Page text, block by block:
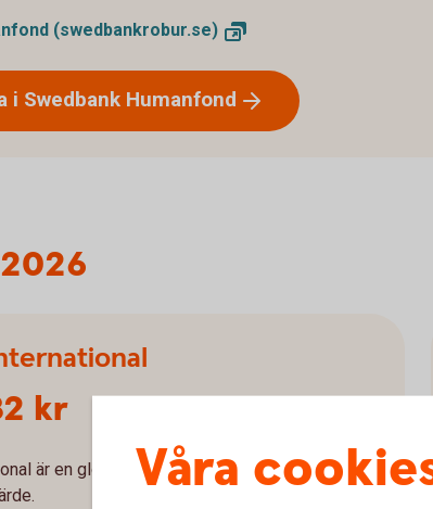
(swedbankrobur.se)
i Swedbank Humanfond
kr
är en global organisation som kämpar för alla
Våra